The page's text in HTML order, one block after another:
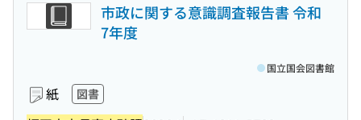
市政に関する意識調査報告書 令和
7年度
紙 図書
国立国会図書館